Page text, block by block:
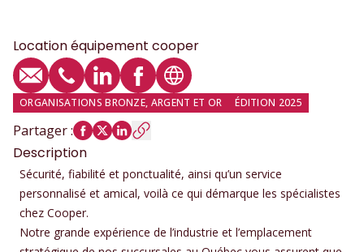
Location équipement cooper
E-mailTéléphoneProfil LinkedIn
Profil Facebook
Site web
ORGANISATIONS BRONZE, ARGENT ET OR ÉDITION 2025
Partager:
Description
Sécurité, fiabilité et ponctualité, ainsi qu’un service
personnalisé et amical, voilà ce qui démarque les spécialistes
chez Cooper.
Notre grande expérience de l’industrie et l’emplacement